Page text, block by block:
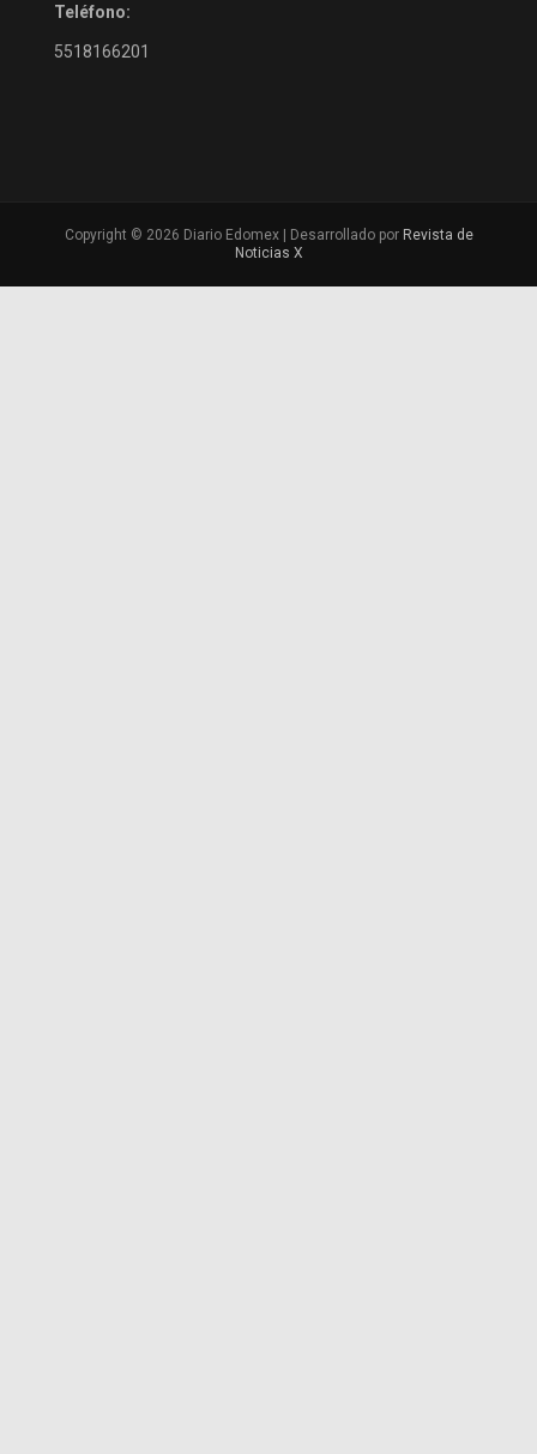
Teléfono:
5518166201
Copyright © 2026 Diario Edomex | Desarrollado por Revista de
Noticias X